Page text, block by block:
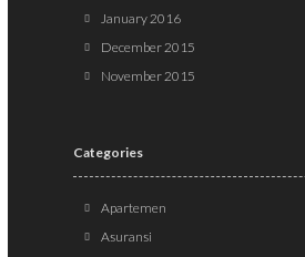
January 2016
December 2015
November 2015
Categories
Apartemen
Asuransi